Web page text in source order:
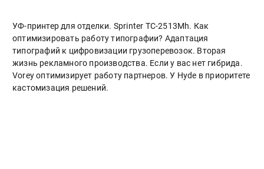
УФ-принтер для отделки. Sprinter ТС-2513Mh. Как
оптимизировать работу типографии? Адаптация
типографий к цифровизации грузоперевозок. Вторая
жизнь рекламного производства. Если у вас нет гибрида.
Vorey оптимизирует работу партнеров. У Hyde в приоритете
кастомизация решений.